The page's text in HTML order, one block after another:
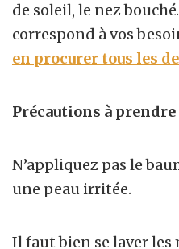
de soleil, le nez
correspond à vos
en procurer tous les
Précautions à prendre
N’appliquez pas le
une peau irritée.
Il faut bien se laver les